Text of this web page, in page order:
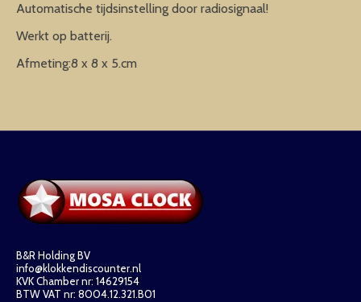
Automatische tijdsinstelling door radiosignaal!
Werkt op batterij.
Afmeting:8 x 8 x 5.cm
B&R Holding BV
info@klokkendiscounter.nl
KVK Chamber nr: 14629154
BTW VAT nr: 8004.12.321.B01